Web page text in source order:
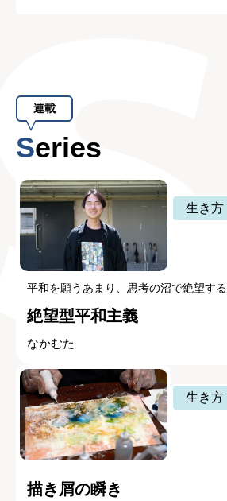
連載
Series
生き方
平和を願うあまり、思考の沼で絶望する
絶望型平和主義
なかむた
生き方
描き屑の瞬き